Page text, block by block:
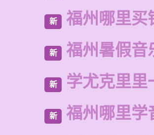
新 福州哪里买
新 福州暑假音
新 学尤克里里
新 福州哪里学